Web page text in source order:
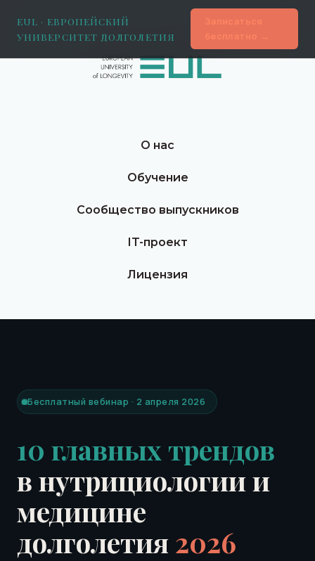
О нас
Обучение
Сообщество выпускников
IT-проект
Лицензия
EUL · ЕВРОПЕЙСКИЙ
УНИВЕРСИТЕТ ДОЛГОЛЕТИЯ
Бесплатный вебинар · 2 апреля 2026
10 главных трендов
в нутрициологии и
медицине
долголетия2026